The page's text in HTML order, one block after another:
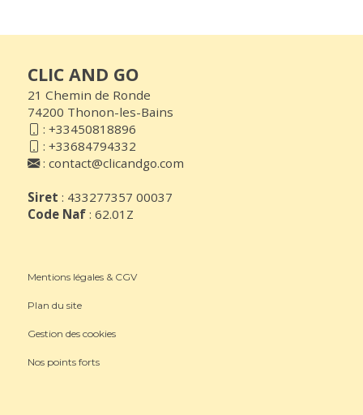
CLIC AND GO
21 Chemin de Ronde
74200 Thonon-les-Bains
: +33450818896
: +33684794332
: contact@clicandgo.com
Siret : 433277357 00037
Code Naf : 62.01Z
Mentions légales & CGV
Plan du site
Gestion des cookies
Nos points forts